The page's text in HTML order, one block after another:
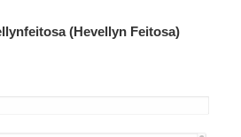
(Hevellyn Feitosa)